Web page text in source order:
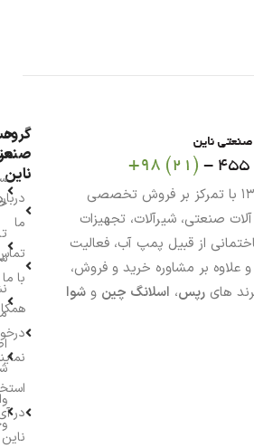
آی ناین از سال ۱۳۹۳ با تمرکز بر فروش تخصصی
صنعتی، شیرآلات، تجهیزات
از قبیل پمپ آب، فعالیت
علاوه بر مشاوره خرید و فروش،
های رپس، اسلانگ چین و شوا
گروه
ناین
ما
با ما
در
ناین